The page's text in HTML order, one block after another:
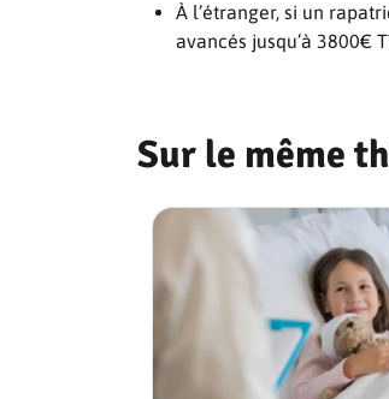
À l’étranger, si un
avancés jusqu’à 3800€
Sur le même